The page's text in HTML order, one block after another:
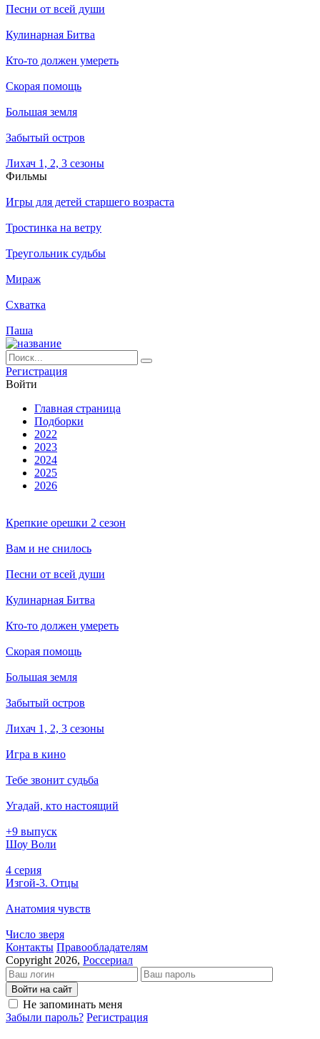
Песни от всей души
Кулинарная Битва
Кто-то должен умереть
Скорая помощь
Большая земля
Забытый остров
Лихач 1, 2, 3 сезоны
Филь­мы
Игры для детей старшего возраста
Тростинка на ветру
Треугольник судьбы
Мираж
Схватка
Паша
Ре­ги­ст­ра­ция
Вой­ти
Глав­ная стра­ни­ца
Подборки
2022
2023
2024
2025
2026
Крепкие орешки 2 сезон
Вам и не снилось
Песни от всей души
Кулинарная Битва
Кто-то должен умереть
Скорая помощь
Большая земля
Забытый остров
Лихач 1, 2, 3 сезоны
Игра в кино
Тебе звонит судьба
Угадай, кто настоящий
+9 выпуск
Шоу Воли
4 серия
Изгой-3. Отцы
Анатомия чувств
Число зверя
Кон­так­ты Пра­во­об­ла­да­те­лям
Copyright 2026, Россериал
Войти на сайт
Не запоминать меня
Забыли пароль? Регистрация